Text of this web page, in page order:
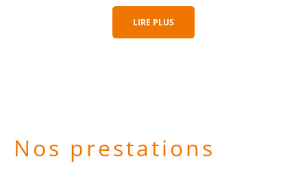
LIRE PLUS
Nos prestations